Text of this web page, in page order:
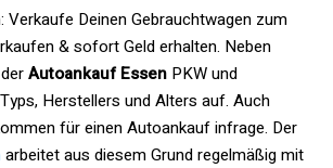
Verkaufe Deinen Gebrauchtwagen zum
& sofort Geld erhalten. Neben
Autoankauf Essen PKW und
Herstellers und Alters auf. Auch
für einen Autoankauf infrage. Der
arbeitet aus diesem Grund regelmäßig mit